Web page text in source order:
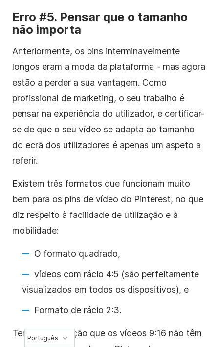
Erro #5. Pensar que o tamanho
não importa
Anteriormente, os pins interminavelmente
longos eram a moda da plataforma - mas agora
estão a perder a sua vantagem. Como
profissional de marketing, o seu trabalho é
pensar na experiência do utilizador, e certificar-
se de que o seu vídeo se adapta ao tamanho
do ecrã dos utilizadores é apenas um aspeto a
referir.
Existem três formatos que funcionam muito
bem para os pins de vídeo do Pinterest, no que
diz respeito à facilidade de utilização e à
mobilidade:
O formato quadrado,
vídeos com rácio 4:5 (são perfeitamente
visualizados em todos os dispositivos), e
Formato de rácio 2:3.
Tenha em atenção que os vídeos 9:16 não têm
Português